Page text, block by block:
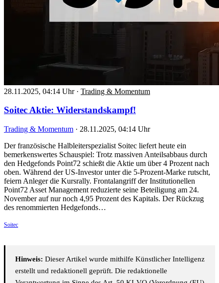
28.11.2025, 04:14 Uhr · Trading & Momentum
Soitec Aktie: Widerstandskampf!
Trading & Momentum · 28.11.2025, 04:14 Uhr
Der französische Halbleiterspezialist Soitec liefert heute ein
bemerkenswertes Schauspiel: Trotz massiven Anteilsabbaus durch
den Hedgefonds Point72 schießt die Aktie um über 4 Prozent nach
oben. Während der US-Investor unter die 5-Prozent-Marke rutscht,
feiern Anleger die Kursrally. Frontalangriff der Institutionellen
Point72 Asset Management reduzierte seine Beteiligung am 24.
November auf nur noch 4,95 Prozent des Kapitals. Der Rückzug
des renommierten Hedgefonds…
Soitec
Hinweis: Dieser Artikel wurde mithilfe Künstlicher Intelligenz
erstellt und redaktionell geprüft. Die redaktionelle